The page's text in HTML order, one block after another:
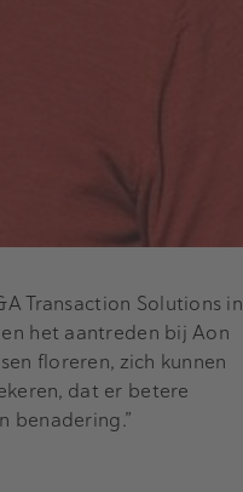
Transaction Solutions in
en het aantreden bij Aon
floreren, zich kunnen
dat er betere
benadering.”